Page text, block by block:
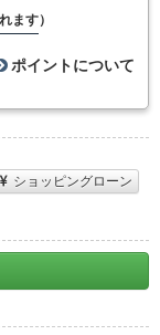
ます）
ポイントについて
ショッピングローン